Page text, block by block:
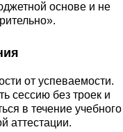
основе и не
от успеваемости.
сессию без троек и
в течение учебного
аттестации.